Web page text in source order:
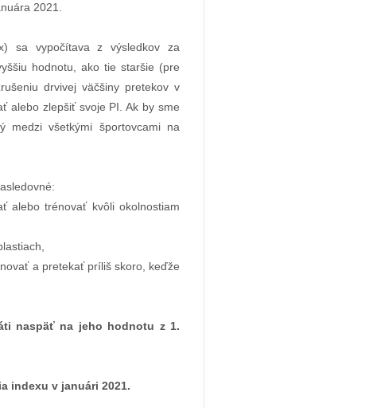
2021.
sa vypočítava z výsledkov za
hodnotu, ako tie staršie (pre
drvivej väčšiny pretekov v
alebo zlepšiť svoje PI. Ak by sme
medzi všetkými športovcami na
alebo trénovať kvôli okolnostiam
a pretekať príliš skoro, keďže
naspäť na jeho hodnotu z 1.
indexu v januári 2021.